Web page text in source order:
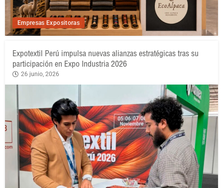
Empresas Expositoras
Expotextil Perú impulsa nuevas alianzas estratégicas tras su
participación en Expo Industria 2026
26 junio, 2026